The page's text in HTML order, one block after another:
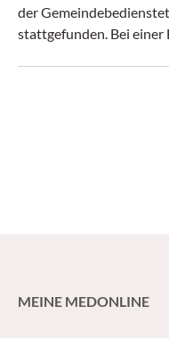
der
stattgefunden. Bei
MEINE MEDONLINE